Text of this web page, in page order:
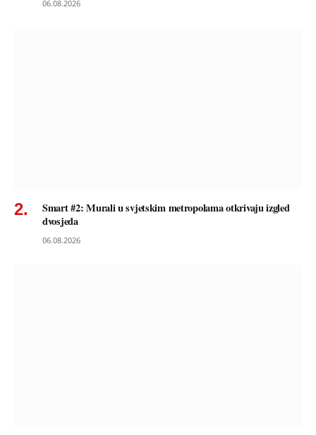
06.08.2026
Smart #2: Murali u svjetskim metropolama otkrivaju izgled
dvosjeda
06.08.2026